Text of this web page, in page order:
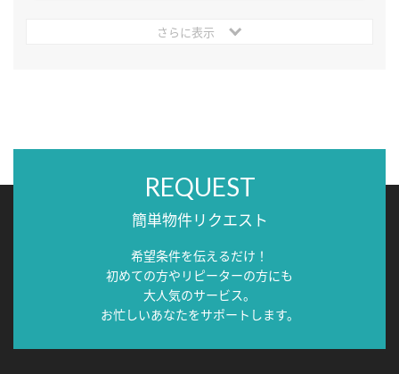
さらに表示
REQUEST
簡単物件リクエスト
希望条件を伝えるだけ！
初めての方やリピーターの方にも
大人気のサービス。
お忙しいあなたをサポートします。